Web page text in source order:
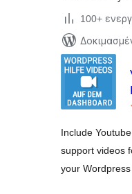
100+
Include
support videos
your Wordpress